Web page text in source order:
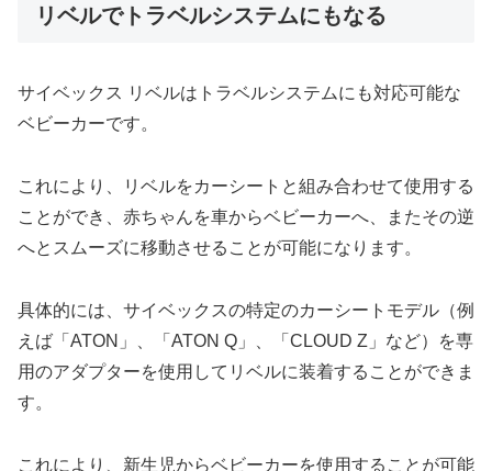
リベルでトラベルシステムにもなる
サイベックス リベルはトラベルシステムにも対応可能な
ベビーカーです。
これにより、リベルをカーシートと組み合わせて使用する
ことができ、赤ちゃんを車からベビーカーへ、またその逆
へとスムーズに移動させることが可能になります。
具体的には、サイベックスの特定のカーシートモデル（例
えば「ATON」、「ATON Q」、「CLOUD Z」など）を専
用のアダプターを使用してリベルに装着することができま
す。
これにより、新生児からベビーカーを使用することが可能